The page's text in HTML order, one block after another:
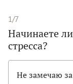
1/7
Начинаете
стресса?
Не замечаю